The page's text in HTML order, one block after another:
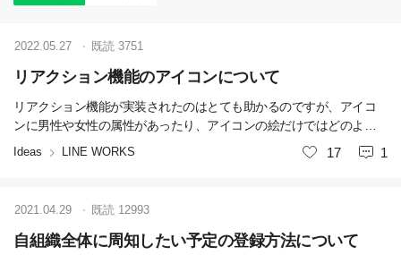
リアクション機能のアイコンについて
リアクション機能が実装されたのはとても助かるのですが、アイコ
ンに男性や女性の属性があったり、アイコンの絵だけではどのよう
な意図のリアクションなのか分かりずらかったりと使いづらく感じ
ます。 もっと多くのものからアイコンを選べたり、Slackのスタンプ
Ideas LINE WORKS
2022.05.27 既読 3751
いいね
17 1
自組織全体に周知したい予定の登録方法について
2021.04.29 既読 12993